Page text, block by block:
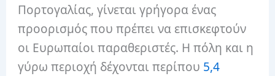
Πορτογαλίας, γίνεται γρήγορα ένας
προορισμός που πρέπει να επισκεφτούν
οι Ευρωπαίοι παραθεριστές. Η πόλη και η
γύρω περιοχή δέχονται περίπου 5,4